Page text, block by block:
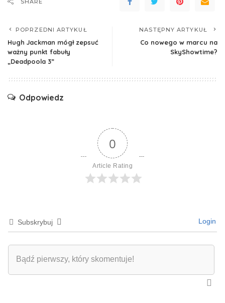
POPRZEDNI ARTYKUŁ
Hugh Jackman mógł zepsuć
ważny punkt fabuły
„Deadpoola 3”
NASTĘPNY ARTYKUŁ
Co nowego w marcu na
SkyShowtime?
Odpowiedz
0
Article Rating
Subskrybuj Login